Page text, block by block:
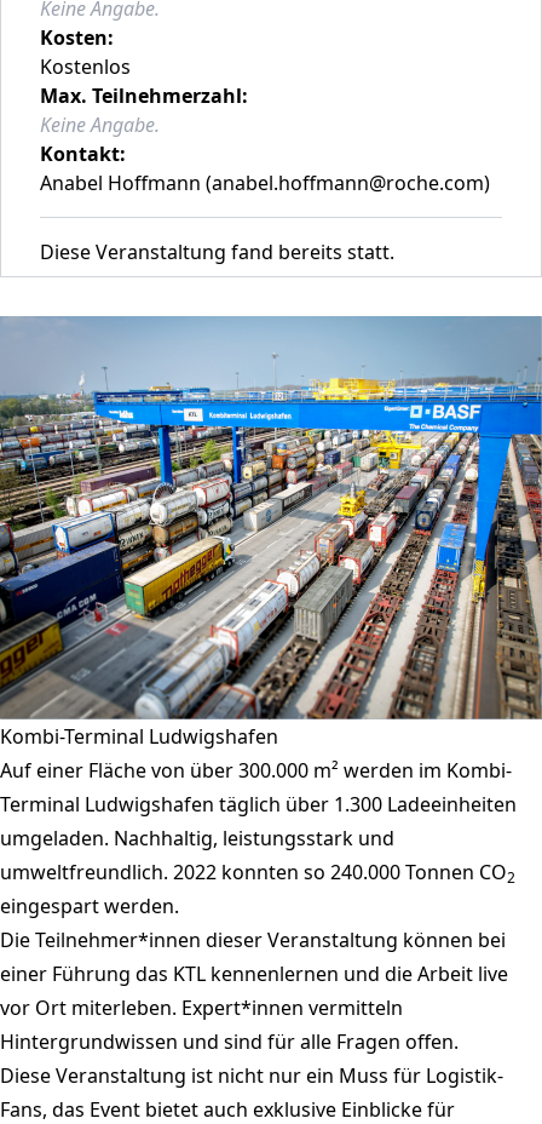
Keine Angabe.
Kosten:
Kostenlos
Max. Teilnehmerzahl:
Keine Angabe.
Kontakt:
Anabel Hoffmann (anabel.hoffmann@roche.com)
Diese Veranstaltung fand bereits statt.
Kombi-Terminal Ludwigshafen
Auf einer Fläche von über 300.000 m² werden im Kombi-
Terminal Ludwigshafen täglich über 1.300 Ladeeinheiten
umgeladen. Nachhaltig, leistungsstark und
umweltfreundlich. 2022 konnten so 240.000 Tonnen CO2
eingespart werden.
Die Teilnehmer*innen dieser Veranstaltung können bei
einer Führung das KTL kennenlernen und die Arbeit live
vor Ort miterleben. Expert*innen vermitteln
Hintergrundwissen und sind für alle Fragen offen.
Diese Veranstaltung ist nicht nur ein Muss für Logistik-
Fans, das Event bietet auch exklusive Einblicke für